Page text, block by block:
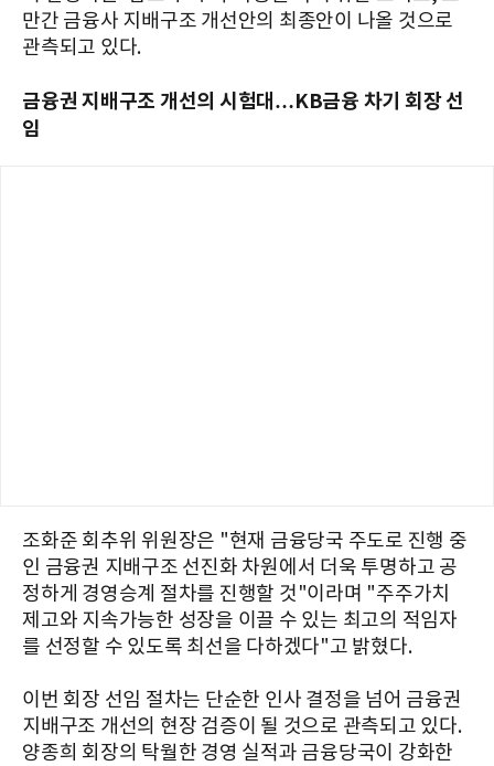
만간 금융사 지배구조 개선안의 최종안이 나올 것으로
관측되고 있다.
금융권 지배구조 개선의 시험대…KB금융 차기 회장 선
임
조화준 회추위 위원장은 "현재 금융당국 주도로 진행 중
인 금융권 지배구조 선진화 차원에서 더욱 투명하고 공
정하게 경영승계 절차를 진행할 것"이라며 "주주가치
제고와 지속가능한 성장을 이끌 수 있는 최고의 적임자
를 선정할 수 있도록 최선을 다하겠다"고 밝혔다.
이번 회장 선임 절차는 단순한 인사 결정을 넘어 금융권
지배구조 개선의 현장 검증이 될 것으로 관측되고 있다.
양종희 회장의 탁월한 경영 실적과 금융당국이 강화한